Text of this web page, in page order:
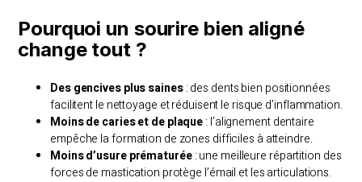
Pourquoi un sourire bien aligné
change tout ?
Des gencives plus saines: des dents bien positionnées
facilitent le nettoyage et réduisent le risque d’inflammation.
Moins de caries et de plaque: l’alignement dentaire
empêche la formation de zones difficiles à atteindre.
Moins d’usure prématurée: une meilleure répartition des
forces de mastication protège l’émail et les articulations.